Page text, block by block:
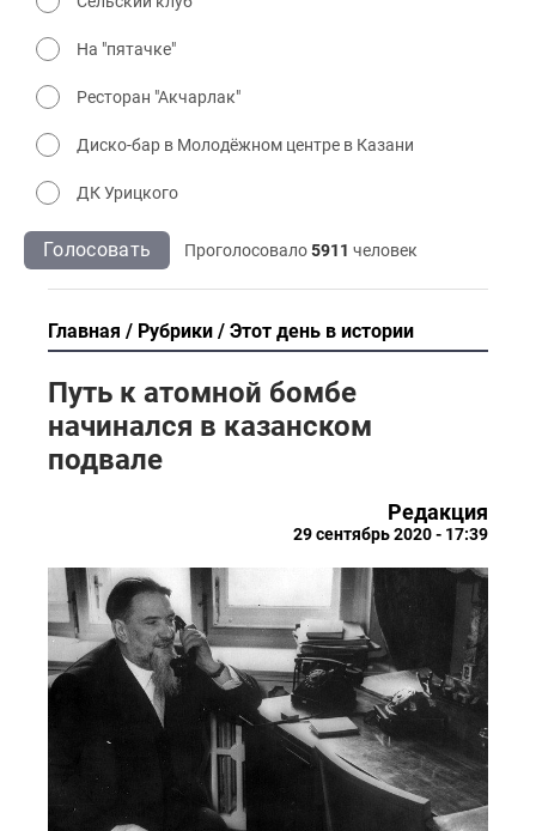
На "пятачке"
Ресторан "Акчарлак"
Диско-бар в Молодёжном центре в Казани
ДК Урицкого
Голосовать Проголосовало5911 человек
Главная Рубрики Этот день в истории
Путь к атомной бомбе
начинался в казанском
подвале
Редакция
29 сентябрь 2020 - 17:39